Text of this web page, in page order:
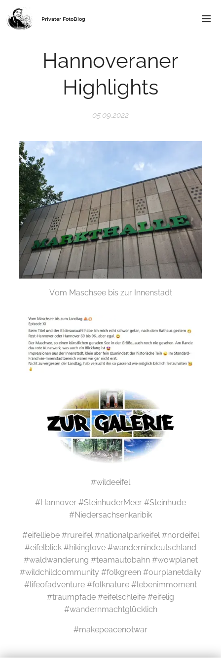
Privater FotoBlog
Hannoveraner
Highlights
05.09.2022
Vom Maschsee bis zur Innenstadt
#wildeeifel
#Hannover #SteinhuderMeer #Steinhude
#Niedersachsenkaribik
#eifelliebe #rureifel #nationalparkeifel #nordeifel
#eifelblick #hikinglove #wandernindeutschland
#waldwanderung #teamautobahn #wowplanet
#wildchildcommunity #folkgreen #ourplanetdaily
#lifeofadventure #folknature #lebenimmoment
#traumpfade #eifelschleife #eifelig
#wandernmachtglücklich
#makepeacenotwar